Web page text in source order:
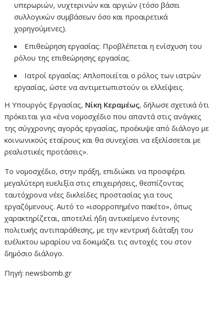
υπερωριών, νυχτερινών και αργιών (τόσο βάσει
συλλογικών συμβάσεων όσο και προαιρετικά
χορηγούμενες).
Επιθεώρηση εργασίας: Προβλέπεται η ενίσχυση του
ρόλου της επιθεώρησης εργασίας.
Ιατροί εργασίας: Απλοποιείται ο ρόλος των ιατρών
εργασίας, ώστε να αντιμετωπιστούν οι ελλείψεις.
Η Υπουργός Εργασίας, Νίκη Κεραμέως, δήλωσε σχετικά ότι
πρόκειται για «ένα νομοσχέδιο που απαντά στις ανάγκες
της σύγχρονης αγοράς εργασίας, προέκυψε από διάλογο με
κοινωνικούς εταίρους και θα συνεχίσει να εξελίσσεται με
ρεαλιστικές προτάσεις».
Το νομοσχέδιο, στην πράξη, επιδιώκει να προσφέρει
μεγαλύτερη ευελιξία στις επιχειρήσεις, θεσπίζοντας
ταυτόχρονα νέες δικλείδες προστασίας για τους
εργαζόμενους. Αυτό το «ισορροπημένο πακέτο», όπως
χαρακτηρίζεται, αποτελεί ήδη αντικείμενο έντονης
πολιτικής αντιπαράθεσης, με την κεντρική διάταξη του
ευέλικτου ωραρίου να δοκιμάζει τις αντοχές του στον
δημόσιο διάλογο.
Πηγή: newsbomb.gr